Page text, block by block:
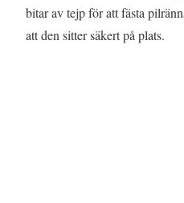
bitar av tejp för att fästa
att den sitter säkert på plats.